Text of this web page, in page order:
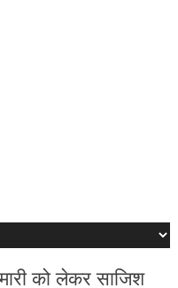
को लेकर साजिश